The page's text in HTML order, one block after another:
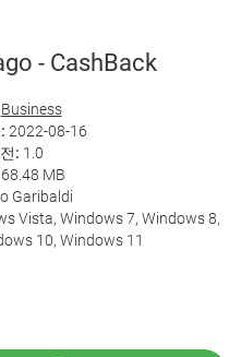
- CashBack
Business
2022-08-16
: 1.0
68.48 MB
Garibaldi
Vista, Windows 7, Windows 8,
10, Windows 11